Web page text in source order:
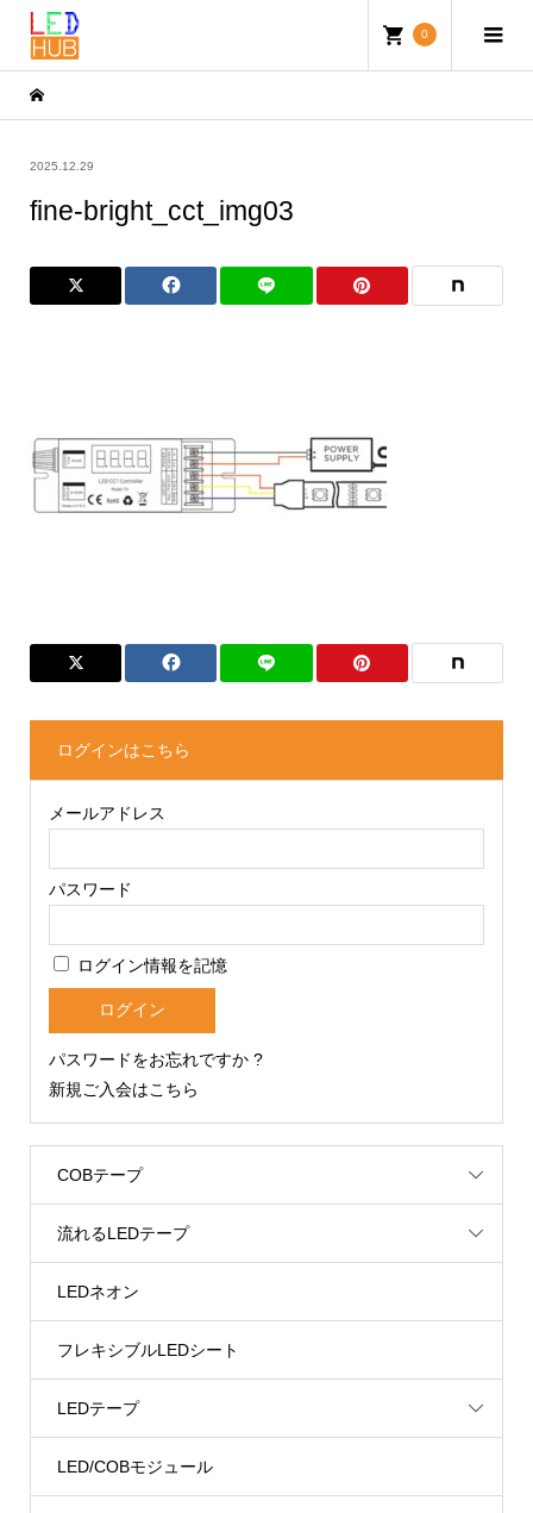
0
2025.12.29
fine-bright_cct_img03
ログインはこちら
メールアドレス
パスワード
ログイン情報を記憶
パスワードをお忘れですか ?
新規ご入会はこちら
COBテープ
流れるLEDテープ
LEDネオン
フレキシブルLEDシート
LEDテープ
LED/COBモジュール